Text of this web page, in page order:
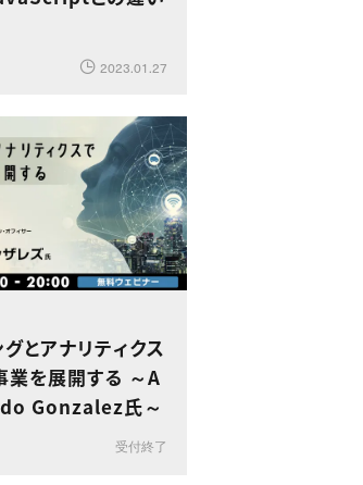
2023.01.27
とアナリティクス
展開する ～A
Gonzalez氏～
受付終了